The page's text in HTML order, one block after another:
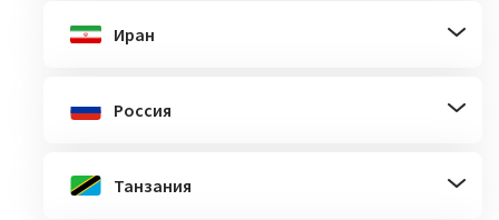
Иран
Россия
Танзания